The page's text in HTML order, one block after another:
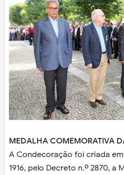
MEDALHA COMEMORATIVA
A Condecoração foi criada
1916, pelo Decreto n.º 2870, a